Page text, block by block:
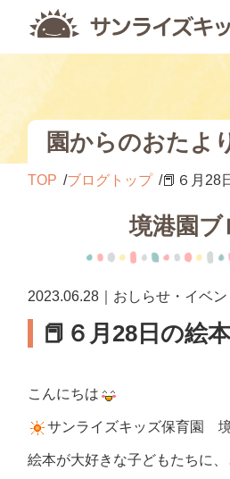
園からのおたよ
TOP ブログトップ 📕６月28
境港園ブ
2023.06.28｜おしらせ・イベン
📕６月28日の絵
こんにちは
サンライズキッズ保育園
絵本が大好きな子どもたちに